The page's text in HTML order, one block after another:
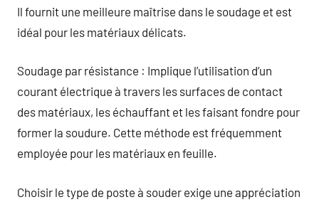
Il fournit une meilleure maîtrise dans le soudage et est
idéal pour les matériaux délicats.
Soudage par résistance : Implique l’utilisation d’un
courant électrique à travers les surfaces de contact
des matériaux, les échauffant et les faisant fondre pour
former la soudure. Cette méthode est fréquemment
employée pour les matériaux en feuille.
Choisir le type de poste à souder exige une appréciation